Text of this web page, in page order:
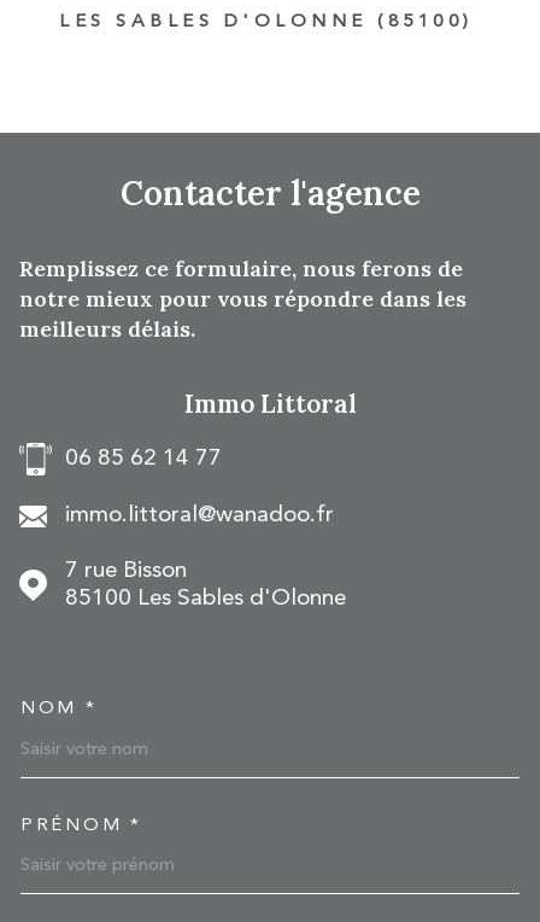
LES SABLES D'OLONNE (85100)
Contacter l'agence
Remplissez ce formulaire, nous ferons de
notre mieux pour vous répondre dans les
meilleurs délais.
Immo Littoral
06 85 62 14 77
immo.littoral@wanadoo.fr
7 rue Bisson
85100
Les Sables d'Olonne
NOM *
PRÉNOM *